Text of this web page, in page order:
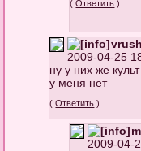
(Ответить )
2009-04-25
ну у них же
у меня нет
(Ответить )
2009-04-